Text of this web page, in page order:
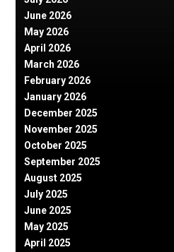
June 2026
May 2026
April 2026
March 2026
February 2026
January 2026
December 2025
November 2025
October 2025
September 2025
August 2025
July 2025
June 2025
May 2025
April 2025